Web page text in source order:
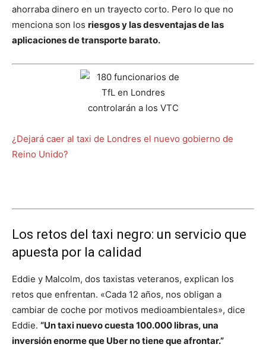
ahorraba dinero en un trayecto corto. Pero lo que no
menciona son los riesgos y las desventajas de las
aplicaciones de transporte barato.
¿Dejará caer al taxi de Londres el nuevo gobierno de
Reino Unido?
Los retos del taxi negro: un servicio que
apuesta por la calidad
Eddie y Malcolm, dos taxistas veteranos, explican los
retos que enfrentan. «Cada 12 años, nos obligan a
cambiar de coche por motivos medioambientales», dice
Eddie. “Un taxi nuevo cuesta 100.000 libras, una
inversión enorme que Uber no tiene que afrontar.”